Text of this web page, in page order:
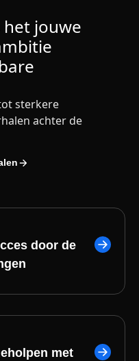
het jouwe
sterkere
achter de
door de
met